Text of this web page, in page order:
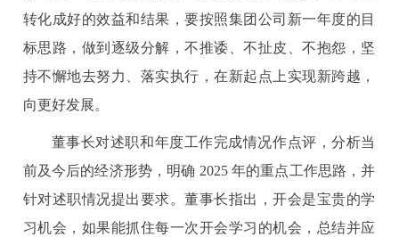
转化成好的效益和结果，要按照集团公司新一年度的目
标思路，做到逐级分解，不推诿、不扯皮、不抱怨，坚
持不懈地去努力、落实执行，在新起点上实现新跨越，
向更好发展。
董事长对述职和年度工作完成情况作点评，分析当
前及今后的经济形势，明确 2025 年的重点工作思路，并
针对述职情况提出要求。董事长指出，开会是宝贵的学
习机会，如果能抓住每一次开会学习的机会，总结并应